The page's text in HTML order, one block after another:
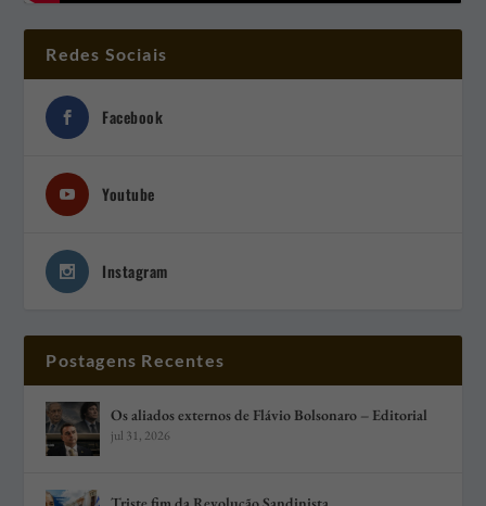
Redes Sociais
Facebook
Youtube
Instagram
Postagens Recentes
Os aliados externos de Flávio Bolsonaro – Editorial
jul 31, 2026